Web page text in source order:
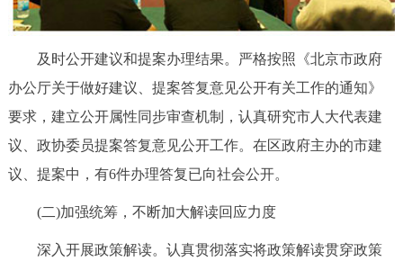
及时公开建议和提案办理结果。严格按照《北京市政府
办公厅关于做好建议、提案答复意见公开有关工作的通知》
要求，建立公开属性同步审查机制，认真研究市人大代表建
议、政协委员提案答复意见公开工作。在区政府主办的市建
议、提案中，有6件办理答复已向社会公开。
(二)加强统筹，不断加大解读回应力度
深入开展政策解读。认真贯彻落实将政策解读贯穿政策